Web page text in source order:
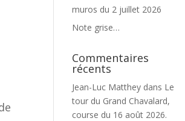
muros du 2 juillet 2026
Note grise…
Commentaires
récents
Jean-Luc Matthey dans Le
tour du Grand Chavalard,
course du 16 août 2026.